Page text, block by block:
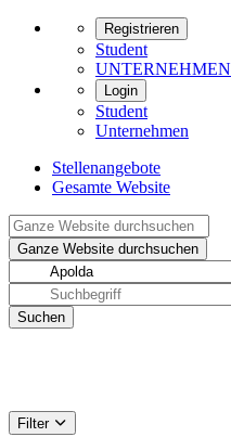
Registrieren
Student
UNTERNEHMEN
Login
Student
Unternehmen
Stellenangebote
Gesamte Website
Filter